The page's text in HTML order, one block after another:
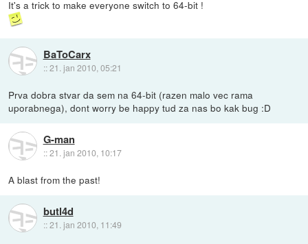
It's a trick to make everyone switch to 64-bit !
BaToCarx
::21. jan 2010, 05:21
Prva dobra stvar da sem na 64-bit (razen malo vec rama
uporabnega), dont worry be happy tud za nas bo kak bug :D
G-man
::21. jan 2010, 10:17
A blast from the past!
butl4d
::21. jan 2010, 11:49